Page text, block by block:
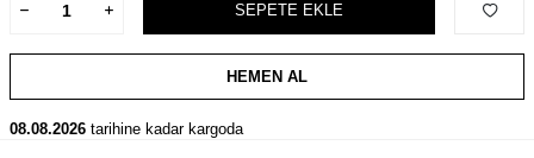
SEPETE EKLE
HEMEN AL
08.08.2026 tarihine kadar kargoda